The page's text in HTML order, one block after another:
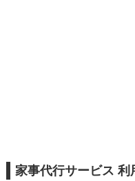
家事代行サービス 利